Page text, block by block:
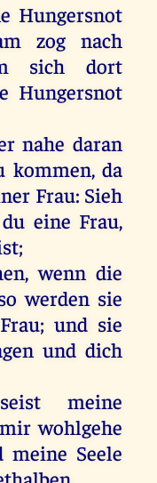
Hungersnot
zog nach
sich
dort
Hungersnot
nahe daran
kommen,da
Frau: Sieh
du eine Frau,
;
,wenn die
werden sie
Frau;und sie
und dich
seist
meine
mirwohlgehe
meine Seele